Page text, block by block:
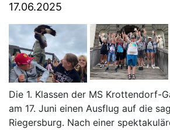
17.06.2025
Die 1. Klassen der MS Krottendorf-
am 17. Juni einen Ausflug auf die
Riegersburg. Nach einer